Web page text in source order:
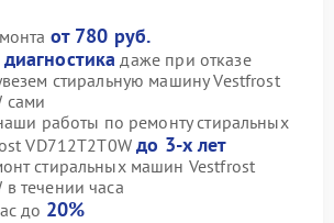
от 780 руб.
даже при отказе
стиральную машину Vestfrost
сами
работы по ремонту стиральных
VD712T2T0Wдо 3-х лет
стиральных машин Vestfrost
течении часа
до 20%